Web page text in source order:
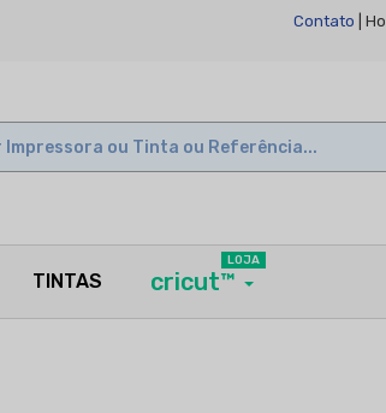
Contato |
TINTAS cricut™
LOJA